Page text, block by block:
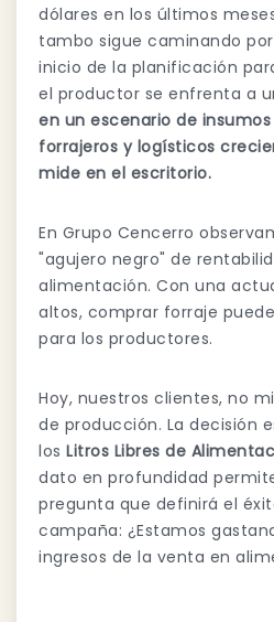
dólares en los últimos
tambo sigue caminando
inicio de la planificación
el productor se enfrenta a
en un escenario de
forrajeros y logísticos
mide en el escritorio.
En Grupo Cencerro
"agujero negro" de
alimentación. Con una
altos, comprar forraje
para los productores.
Hoy, nuestros clientes, no
de producción. La decisión
los Litros Libres de
dato en profundidad
pregunta que definirá el
campaña: ¿Estamos
ingresos de la venta en